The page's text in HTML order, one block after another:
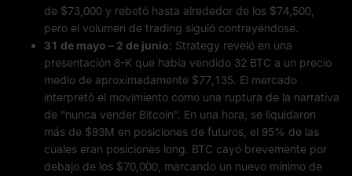
de $73,000 y rebotó hasta alrededor de los $74,500,
pero el volumen de trading siguió contrayéndose.
31 de mayo – 2 de junio: Strategy reveló en una
presentación 8-K que había vendido 32 BTC a un precio
medio de aproximadamente $77,135. El mercado
interpretó el movimiento como una ruptura de la narrativa
de “nunca vender Bitcoin”. En una hora, se liquidaron
más de $93M en posiciones de futuros, el 95% de las
cuales eran posiciones long. BTC cayó brevemente por
debajo de los $70,000, marcando un nuevo mínimo de